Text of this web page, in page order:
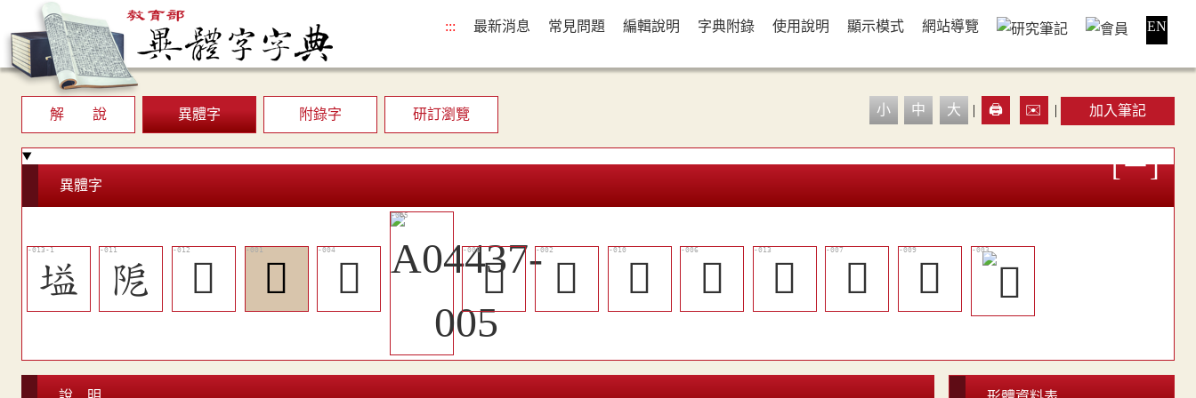
::: 最新消息 常見問題 編輯說明 字典附錄 使用說明 顯示模式 網站導覽 EN
解 說 異體字 附錄字 研訂瀏覽 小 中 大 | 🖨️ ✉️ | 加入筆記
異體字
塧 阸 󶚬 𨻹 󶚦 󶚩 𨽪 󶚫 󶚧 󶚭 󶚨 󶚪